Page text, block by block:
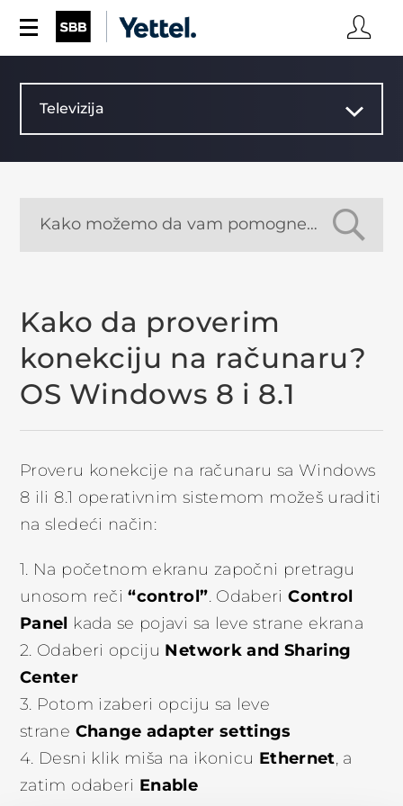
Televizija
Kako da proverim
konekciju na računaru?
OS Windows 8 i 8.1
Proveru konekcije na računaru sa Windows
8 ili 8.1 operativnim sistemom možeš uraditi
na sledeći način:
1. Na početnom ekranu započni pretragu
unosom reči “control”. OdaberiControl
Panel kada se pojavi sa leve strane ekrana
2. Odaberi opciju Network and Sharing
Center
3. Potom izaberi opciju sa leve
strane Change adapter settings
4. Desni klik miša na ikonicu Ethernet, a
zatim odaberi Enable